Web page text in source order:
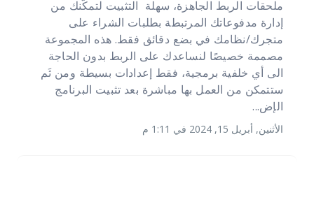
ملحقات الربط الجاهزة، سهلة التثبيت لتمكّنك من
إدارة مدفوعاتك المرتبطة بطلبات الشراء على
متجرك/نظامك في بضع دقائق فقط. هذه المجموعة
مصممة خصيصًا لنساعدك على الربط بدون الحاجة
الى أي خلفية برمجية، فقط إعدادات بسيطة ومن ثَم
ستتمكن من العمل بها مباشرة بعد تثبيت البرنامج
الإض...
الأثنين, أبريل 15, 2024 في 1:11 م